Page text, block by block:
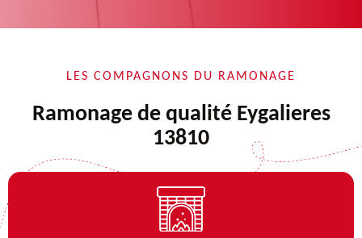
LES COMPAGNONS DU RAMONAGE
Ramonage de qualité Eygalieres
13810